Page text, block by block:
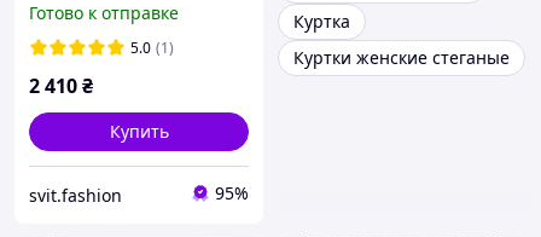
размеров р- 52,54,56,58,
60,62,64,66 длинное
Готово к отправке
5.0 (1)
2 410₴
Купить
svit.fashion 95%
Куртка
Куртки женские стеганые